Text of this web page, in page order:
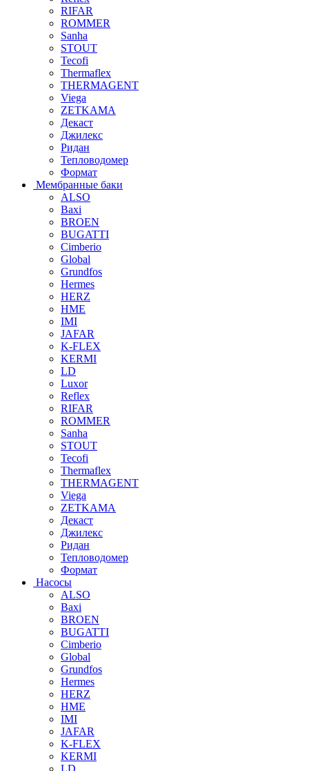
RIFAR
ROMMER
Sanha
STOUT
Tecofi
Thermaflex
THERMAGENT
Viega
ZETKAMA
Декаст
Джилекс
Ридан
Тепловодомер
Формат
Мембранные баки
ALSO
Baxi
BROEN
BUGATTI
Cimberio
Global
Grundfos
Hermes
HERZ
HME
IMI
JAFAR
K-FLEX
KERMI
LD
Luxor
Reflex
RIFAR
ROMMER
Sanha
STOUT
Tecofi
Thermaflex
THERMAGENT
Viega
ZETKAMA
Декаст
Джилекс
Ридан
Тепловодомер
Формат
Насосы
ALSO
Baxi
BROEN
BUGATTI
Cimberio
Global
Grundfos
Hermes
HERZ
HME
IMI
JAFAR
K-FLEX
KERMI
LD